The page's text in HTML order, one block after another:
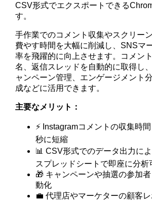
CSV形式でエクスポートできる
す。
手作業でのコメント収集やスクリー
費やす時間を大幅に削減し、SNSマ
率を飛躍的に向上させます。コメン
名、返信スレッドを自動的に取得し
ャンペーン管理、エンゲージメント
成などに活用できます。
主要なメリット：
⚡ Instagramコメントの収集時
秒に短縮
📊 CSV形式でのデータ出力に
スプレッドシートで即座に分析
🎁 キャンペーンや抽選の参加
動化
💼 代理店やマーケターの顧客